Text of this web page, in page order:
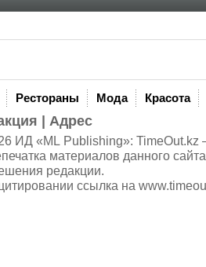
Рестораны Мода Красота
Адрес
ИД «ML Publishing»: TimeOut.kz
материалов данного
редакции.
ссылка на